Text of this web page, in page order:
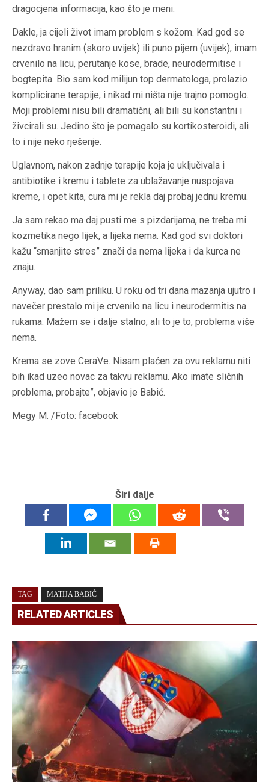
dragocjena informacija, kao što je meni.
Dakle, ja cijeli život imam problem s kožom. Kad god se
nezdravo hranim (skoro uvijek) ili puno pijem (uvijek), imam
crvenilo na licu, perutanje kose, brade, neurodermitise i
bogtepita. Bio sam kod milijun top dermatologa, prolazio
komplicirane terapije, i nikad mi ništa nije trajno pomoglo.
Moji problemi nisu bili dramatični, ali bili su konstantni i
živcirali su. Jedino što je pomagalo su kortikosteroidi, ali
to i nije neko rješenje.
Uglavnom, nakon zadnje terapije koja je uključivala i
antibiotike i kremu i tablete za ublažavanje nuspojava
kreme, i opet kita, cura mi je rekla daj probaj jednu kremu.
Ja sam rekao ma daj pusti me s pizdarijama, ne treba mi
kozmetika nego lijek, a lijeka nema. Kad god svi doktori
kažu “smanjite stres” znači da nema lijeka i da kurca ne
znaju.
Anyway, dao sam priliku. U roku od tri dana mazanja ujutro i
navečer prestalo mi je crvenilo na licu i neurodermitis na
rukama. Mažem se i dalje stalno, ali to je to, problema više
nema.
Krema se zove CeraVe. Nisam plaćen za ovu reklamu niti
bih ikad uzeo novac za takvu reklamu. Ako imate sličnih
problema, probajte”, objavio je Babić.
Megy M. /Foto: facebook
Širi dalje
TAG MATIJA BABIĆ
RELATED ARTICLES